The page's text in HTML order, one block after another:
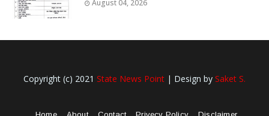
August 04, 2026
Copyright (c) 2021 State News Point | Design by Saket S.